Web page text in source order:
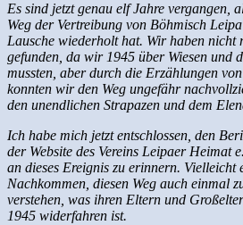
Es sind jetzt genau elf Jahre vergangen,
Weg der Vertreibung von Böhmisch
Lausche wiederholt hat. Wir haben nicht
gefunden, da wir 1945 über Wiesen und
mussten, aber durch die Erzählungen
konnten wir den Weg ungefähr
den unendlichen Strapazen und dem
Ich habe mich jetzt entschlossen, den
der Website des Vereins Leipaer Heimat
an dieses Ereignis zu erinnern. Vielleicht
Nachkommen, diesen Weg auch einmal
verstehen, was ihren Eltern und
1945 widerfahren ist.